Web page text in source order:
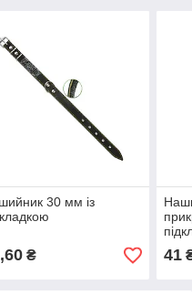
30 мм із
₴ 41